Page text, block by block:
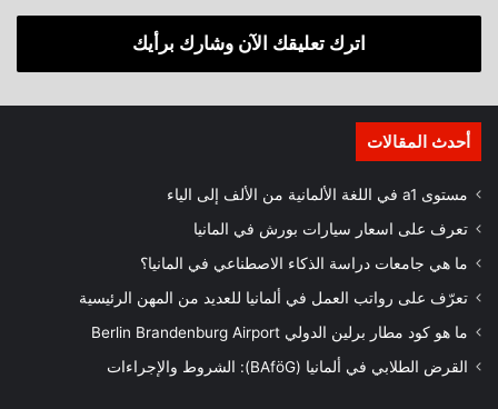
اترك تعليقك الآن وشارك برأيك
أحدث المقالات
مستوى a1 في اللغة الألمانية من الألف إلى الياء
تعرف على اسعار سيارات بورش في المانيا
ما هي جامعات دراسة الذكاء الاصطناعي في المانيا؟
تعرّف على رواتب العمل في ألمانيا للعديد من المهن الرئيسية
ما هو كود مطار برلين الدولي Berlin Brandenburg Airport
القرض الطلابي في ألمانيا (BAföG): الشروط والإجراءات